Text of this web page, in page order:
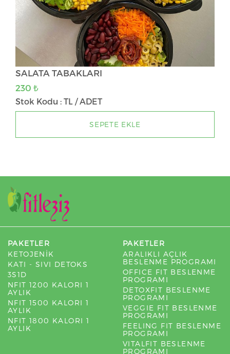
SALATA TABAKLARI
230 ₺
Stok Kodu : TL / ADET
SEPETE EKLE
PAKETLER
KETOJENİK
KATI - SIVI DETOKS
3S1D
NFIT 1200 KALORI 1
AYLIK
NFIT 1500 KALORI 1
AYLIK
NFIT 1800 KALORI 1
AYLIK
PAKETLER
ARALIKLI AÇLIK
BESLENME PROGRAMI
OFFICE FIT BESLENME
PROGRAMI
DETOXFIT BESLENME
PROGRAMI
VEGGIE FIT BESLENME
PROGRAMI
FEELING FIT BESLENME
PROGRAMI
VITALFIT BESLENME
PROGRAMI